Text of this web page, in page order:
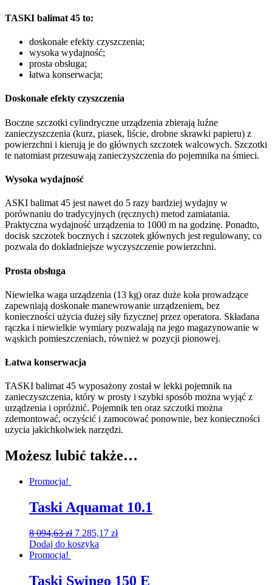
TASKI balimat 45 to:
doskonałe efekty czyszczenia;
wysoka wydajność;
prosta obsługa;
łatwa konserwacja;
Doskonałe efekty czyszczenia
Boczne szczotki cylindryczne urządzenia zbierają luźne
zanieczyszczenia (kurz, piasek, liście, drobne skrawki papieru) z
powierzchni i kierują je do głównych szczotek walcowych. Szczotki
te natomiast przesuwają zanieczyszczenia do pojemnika na śmieci.
Wysoka wydajność
ASKI balimat 45 jest nawet do 5 razy bardziej wydajny w
porównaniu do tradycyjnych (ręcznych) metod zamiatania.
Praktyczna wydajność urządzenia to 1000 m na godzinę. Ponadto,
docisk szczotek bocznych i szczotek głównych jest regulowany, co
pozwala do dokładniejsze wyczyszczenie powierzchni.
Prosta obsługa
Niewielka waga urządzenia (13 kg) oraz duże koła prowadzące
zapewniają doskonałe manewrowanie urządzeniem, bez
konieczności użycia dużej siły ﬁzycznej przez operatora. Składana
rączka i niewielkie wymiary pozwalają na jego magazynowanie w
wąskich pomieszczeniach, również w pozycji pionowej.
Łatwa konserwacja
TASKI balimat 45 wyposażony został w lekki pojemnik na
zanieczyszczenia, który w prosty i szybki sposób można wyjąć z
urządzenia i opróżnić. Pojemnik ten oraz szczotki można
zdemontować, oczyścić i zamocować ponownie, bez konieczności
użycia jakichkolwiek narzędzi.
Możesz lubić także…
Promocja!
Taski Aquamat 10.1
8 094,63zł 7 285,17 zł
Dodaj do koszyka
Promocja!
Taski Swingo 150 E